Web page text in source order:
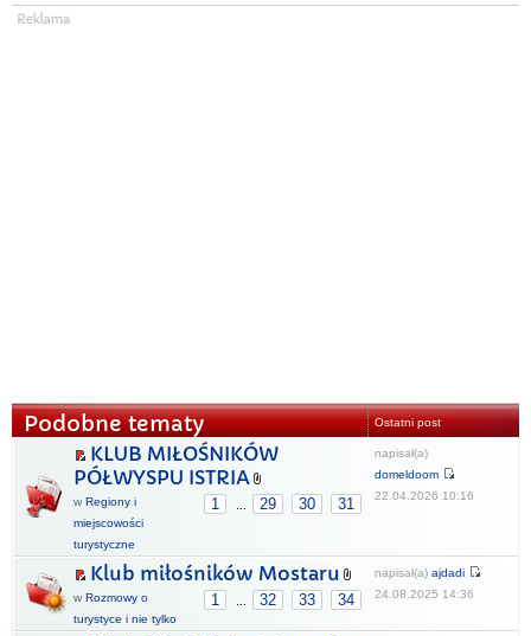
Podobne tematy Ostatni post
KLUB MIŁOŚNIKÓW
PÓŁWYSPU ISTRIA
1 ... 29 30 31
w Regiony i
miejscowości
turystyczne
napisał(a)
domeldoom
22.04.2026 10:16
Klub miłośników Mostaru
1 ... 32 33 34
w Rozmowy o
turystyce i nie tylko
napisał(a) ajdadi
24.08.2025 14:36